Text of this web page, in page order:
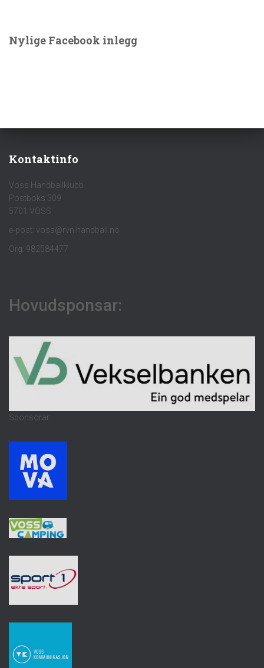
tNylige Facebook inlegg
Kontaktinfo
Voss Handballklubb
Postboks 309
5701 VOSS
e-post: voss@rvn.handball.no
Org: 982584477
Hovudsponsar:
Sponsorar: